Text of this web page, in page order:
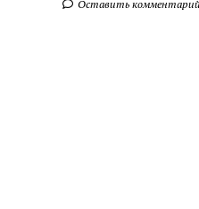
Оставить комментарий